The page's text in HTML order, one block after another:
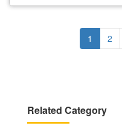
Current
page
1 Page
2
Related Category